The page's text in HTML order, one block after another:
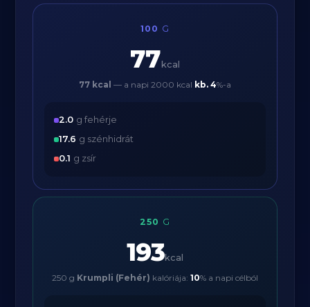
100 G
77 kcal
77 kcal — a napi 2000 kcal kb. 4%-a
2.0 g fehérje
17.6 g szénhidrát
0.1 g zsír
250 G
193kcal
250 g Krumpli (Fehér) kalóriája: 10% a napi célból